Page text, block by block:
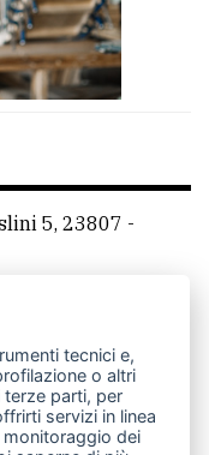
5, 23807 -
RSS
tecnici e,
o altri
parti, per
servizi in linea
monitoraggio dei